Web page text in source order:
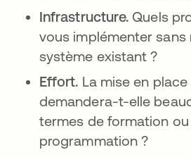
Infrastructure. Quels
vous implémenter sans
système existant ?
Effort. La mise en
demandera-t-elle
termes de formation
programmation ?